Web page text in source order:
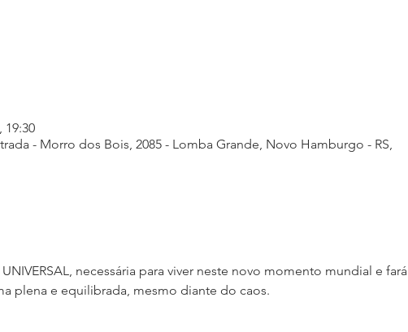
19:30
- Morro dos Bois, 2085 - Lomba Grande, Novo Hamburgo - RS,
necessária para viver neste novo momento mundial e fará
plena e equilibrada, mesmo diante do caos.